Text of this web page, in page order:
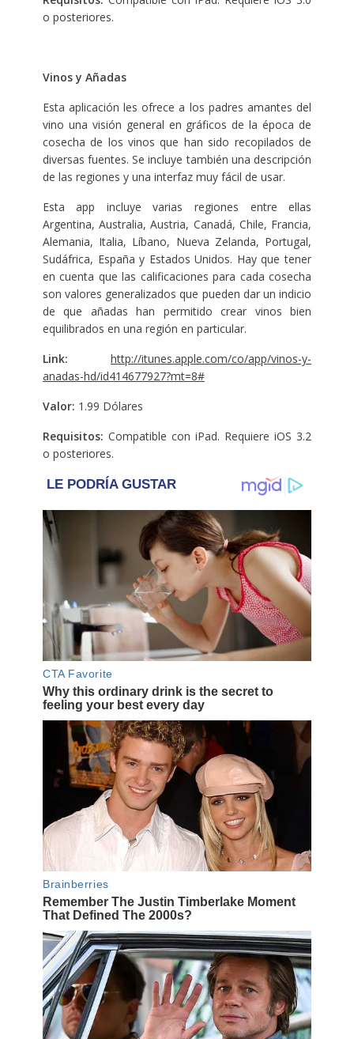
o posteriores.
Vinos y Añadas
Esta aplicación les ofrece a los padres amantes del
vino una visión general en gráficos de la época de
cosecha de los vinos que han sido recopilados de
diversas fuentes. Se incluye también una descripción
de las regiones y una interfaz muy fácil de usar.
Esta app incluye varias regiones entre ellas
Argentina, Australia, Austria, Canadá, Chile, Francia,
Alemania, Italia, Líbano, Nueva Zelanda, Portugal,
Sudáfrica, España y Estados Unidos. Hay que tener
en cuenta que las calificaciones para cada cosecha
son valores generalizados que pueden dar un indicio
de que añadas han permitido crear vinos bien
equilibrados en una región en particular.
Link:
http://itunes.apple.com/co/app/vinos-y-
anadas-hd/id414677927?mt=8#
Valor: 1.99 Dólares
Requisitos: Compatible con iPad. Requiere iOS 3.2
o posteriores.